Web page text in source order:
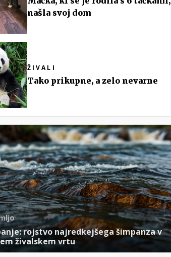
našla svoj dom
ŽIVALI
Tako prikupne, a zelo nevarne
rojstvo najredkejšega šimpanza v
živalskem vrtu